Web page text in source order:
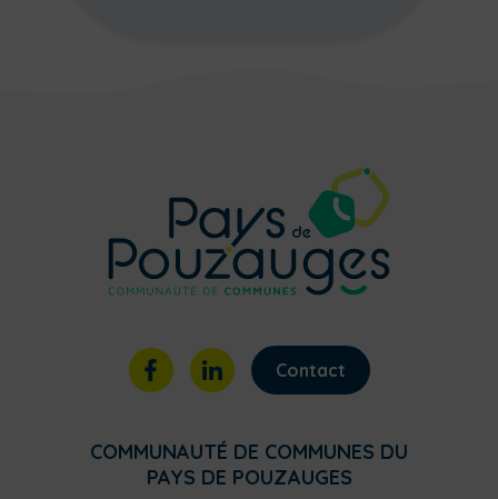
Contact
COMMUNAUTÉ DE COMMUNES DU
PAYS DE POUZAUGES